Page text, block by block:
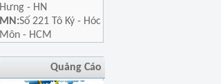
Hưng - HN
MN:Số 221 Tô Ký - Hóc
Môn - HCM
Quảng Cáo